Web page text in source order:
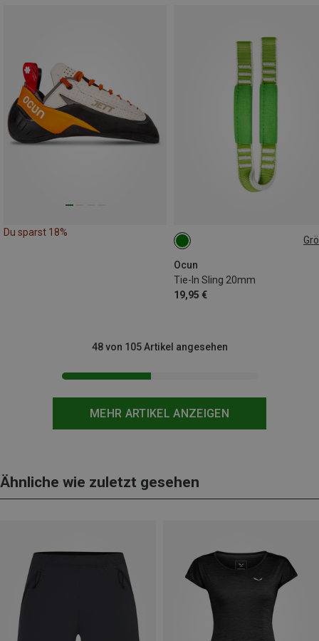
Du sparst 18%
Ocun
Tie-In Sling 20mm
19,95 €
41CM
MEHR ARTIKEL ANZEIGEN
48 von 105 Artikel angesehen
Ähnliche wie zuletzt gesehen